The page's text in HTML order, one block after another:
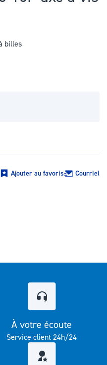
billes
Ajouter au favoris Courriel
À votre écoute
Service client 24h/24